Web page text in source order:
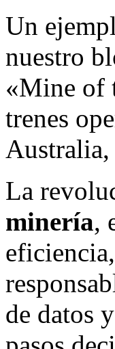
Un
nuestro
«Mine of
trenes
Australia,
La
minería,
de datos